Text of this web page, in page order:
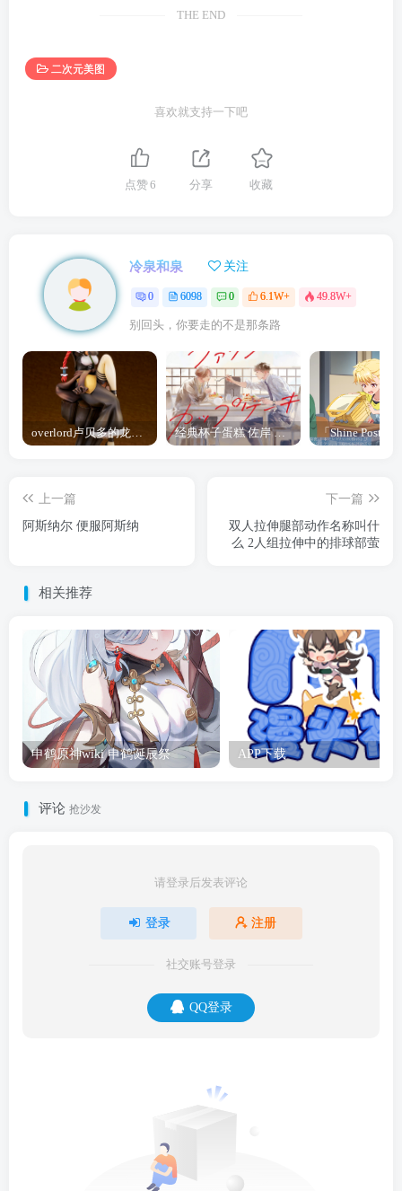
THE END
二次元美图
喜欢就支持一下吧
点赞6 分享 收藏
冷泉和泉 关注
0 6098 0 6.1W+ 49.8W+
别回头，你要走的不是那条路
overlord卢贝多的龙王谁厉害 「Overlord」露普斯蕾琪娜·贝塔手办开订 经典杯子蛋糕 佐岸 漫画「经典杯子蛋糕」宣布真人日剧化
上一篇
阿斯纳尔 便服阿斯纳
下一篇
双人拉伸腿部动作名称叫什
么 2人组拉伸中的排球部萤
相关推荐
申鹤原神wiki 申鹤诞辰祭 APP下载
评论 抢沙发
请登录后发表评论
登录 注册
社交账号登录
QQ登录